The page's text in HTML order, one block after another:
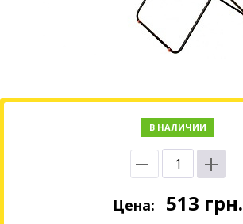
В НАЛИЧИИ
Цена: 513 грн.